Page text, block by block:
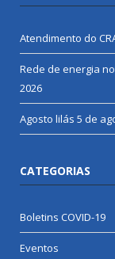
Atendimento do
Rede de energia
2026
Agosto lilás 5 de
CATEGORIAS
Boletins COVID-19
Eventos